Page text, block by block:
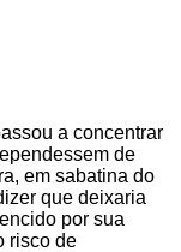
a concentrar
de
em sabatina do
que deixaria
por sua
risco de